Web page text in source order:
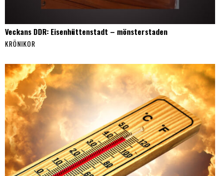
Veckans DDR: Eisenhüttenstadt – mönsterstaden
KRÖNIKOR